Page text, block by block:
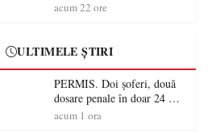
Alcoolemie uriașă
acum 22 ore
ULTIMELE ȘTIRI
PERMIS. Doi șoferi, două
dosare penale în doar 24 de
ore la Petea! Unul avea
acum 1 ora